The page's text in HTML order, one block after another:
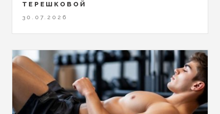
ТЕРЕШКОВОЙ
30.07.2026